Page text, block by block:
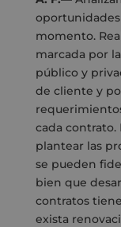
oportunidades
momento.
marcada por
público y
de cliente y
cada contrato.
plantear las
se pueden
bien que
contratos
exista